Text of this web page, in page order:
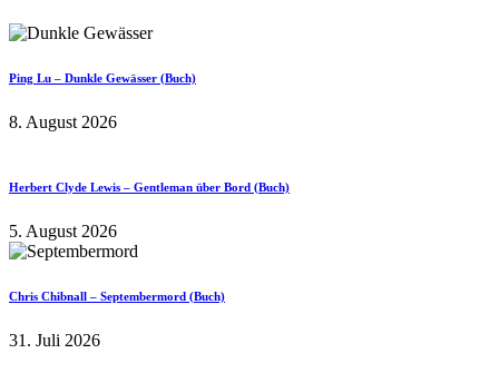
Ping Lu – Dunkle Gewässer (Buch)
8. August 2026
Herbert Clyde Lewis – Gentleman über Bord (Buch)
5. August 2026
Chris Chibnall – Septembermord (Buch)
31. Juli 2026